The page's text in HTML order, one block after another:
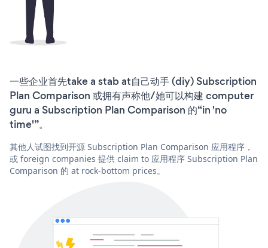
一些企业首先take a stab at自己动手 (diy) Subscription
Plan Comparison 或拥有声称他/她可以构建 computer
guru a Subscription Plan Comparison 的“in 'no
time'”。
其他人试图找到开源 Subscription Plan Comparison 应用程序，
或 foreign companies 提供 claim to 应用程序 Subscription Plan
Comparison 的 at rock-bottom prices。